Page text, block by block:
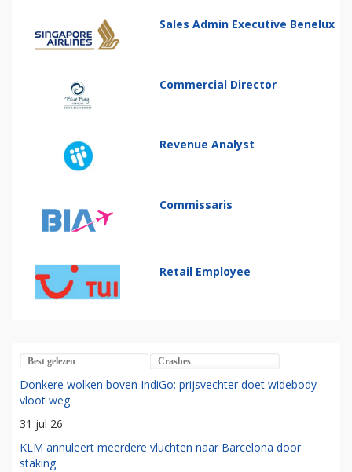
Sales Admin Executive Benelux
Commercial Director
Revenue Analyst
Commissaris
Retail Employee
Best gelezen Crashes
Donkere wolken boven IndiGo: prijsvechter doet widebody-
vloot weg
31 jul 26
KLM annuleert meerdere vluchten naar Barcelona door
staking